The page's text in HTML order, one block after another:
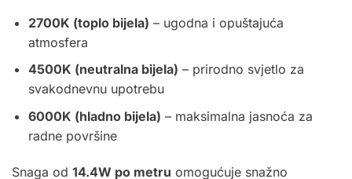
2700K (toplo bijela) – ugodna i opuštajuća
atmosfera
4500K (neutralna bijela) – prirodno svjetlo za
svakodnevnu upotrebu
6000K (hladno bijela) – maksimalna jasnoća za
radne površine
Snaga od 14.4W po metru omogućuje snažno